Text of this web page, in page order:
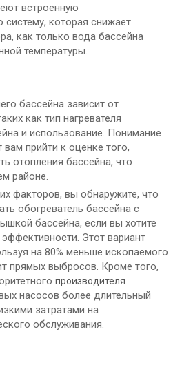
встроенную
систему, которая снижает
как только вода бассейна
температуры.
бассейна зависит от
как тип нагревателя
и использование. Понимание
прийти к оценке того,
отопления бассейна, что
районе.
факторов, вы обнаружите, что
обогреватель бассейна с
бассейна, если вы хотите
Этот вариант
на 80% меньше ископаемого
прямых выбросов. Кроме того,
производителя
насосов более длительный
затратами на
обслуживания.